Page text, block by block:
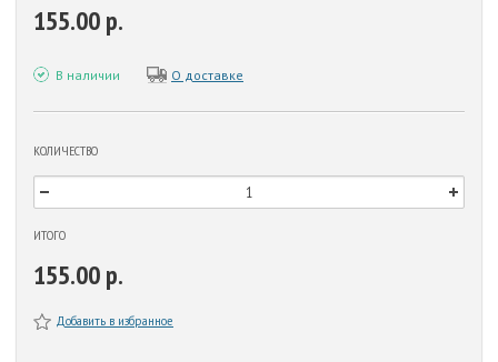
155.00 р.
В наличии О доставке
КОЛИЧЕСТВО
ИТОГО
155.00 р.
Добавить в избранное